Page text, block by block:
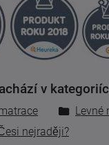
v
Levné
nejraději?